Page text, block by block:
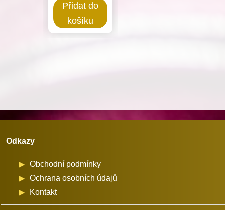
pro
Minerva
Přidat do
košíku
Odkazy
Obchodní podmínky
Ochrana osobních údajů
Kontakt